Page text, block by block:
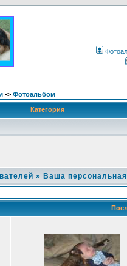
-> Фотоальбом
Категория
» Ваша